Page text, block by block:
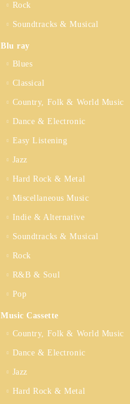
Rock
Soundtracks & Musical
Blu ray
Blues
Classical
Country, Folk & World Music
Dance & Electronic
Easy Listening
Jazz
Hard Rock & Metal
Miscellaneous Music
Indie & Alternative
Soundtracks & Musical
Rock
R&B & Soul
Pop
Music Cassette
Country, Folk & World Music
Dance & Electronic
Jazz
Hard Rock & Metal